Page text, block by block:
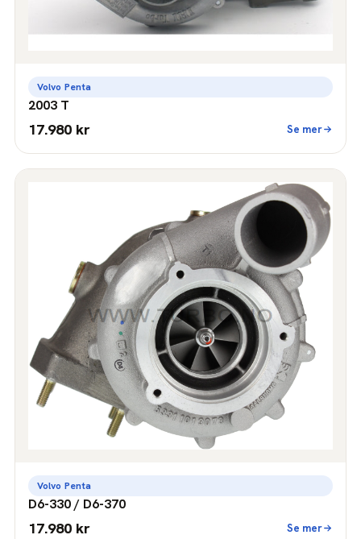
Volvo Penta
2003 T
17.980 kr Se mer
Volvo Penta
D6-330 / D6-370
17.980 kr Se mer